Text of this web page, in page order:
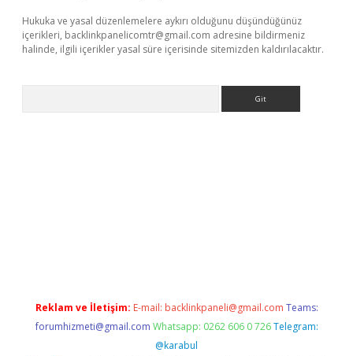
Hukuka ve yasal düzenlemelere aykırı olduğunu düşündüğünüz
içerikleri, backlinkpanelicomtr@gmail.com adresine bildirmeniz
halinde, ilgili içerikler yasal süre içerisinde sitemizden kaldırılacaktır.
Reklam ve İletişim: E-mail: backlinkpaneli@gmail.com Teams:
forumhizmeti@gmail.com Whatsapp: 0262 606 0 726 Telegram:
@karabul